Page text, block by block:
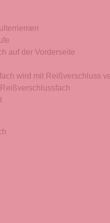
auf der Vorderseite
wird mit Reißverschluss